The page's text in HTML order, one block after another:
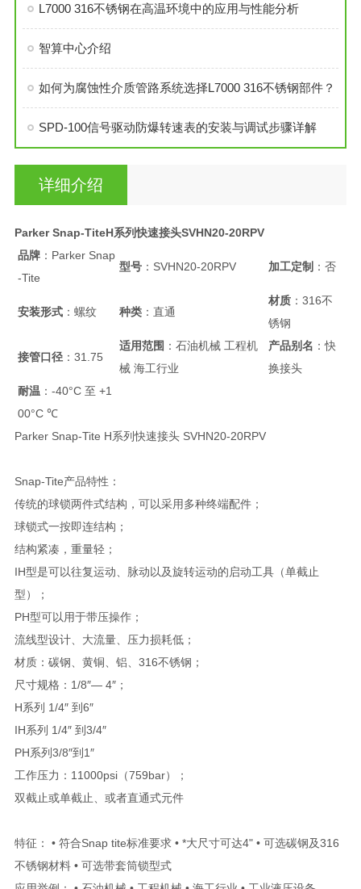
L7000 316不锈钢在高温环境中的应用与性能分析
智算中心介绍
如何为腐蚀性介质管路系统选择L7000 316不锈钢部件？
SPD-100信号驱动防爆转速表的安装与调试步骤详解
详细介绍
Parker Snap-TiteH系列快速接头SVHN20-20RPV
品牌：Parker Snap
-Tite
型号：SVHN20-20RPV 加工定制：否
安装形式：螺纹 种类：直通
材质：316不
锈钢
接管口径：31.75
适用范围 ：石油机械 工程机
械 海工行业
产品别名 ：快
换接头
耐温 ：-40°C 至 +1
00°C ℃
Parker Snap-Tite H系列快速接头 SVHN20-20RPV
Snap-Tite产品特性：
传统的球锁两件式结构，可以采用多种终端配件；
球锁式一按即连结构；
结构紧凑，重量轻；
IH型是可以往复运动、脉动以及旋转运动的启动工具（单截止
型）；
PH型可以用于带压操作；
流线型设计、大流量、压力损耗低；
材质：碳钢、黄铜、铝、316不锈钢；
尺寸规格：1/8″— 4″；
H系列 1/4″ 到6″
IH系列 1/4″ 到3/4″
PH系列3/8″到1″
工作压力：11000psi（759bar）；
双截止或单截止、或者直通式元件
特征： • 符合Snap tite标准要求 • *大尺寸可达4" • 可选碳钢及316
不锈钢材料 • 可选带套筒锁型式